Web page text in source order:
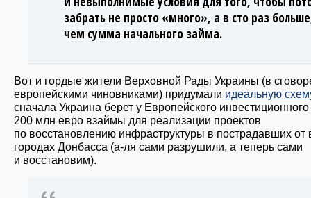
забрать не просто «много», а в сто раз
чем сумма начального займа.
Вот и гордые жители Верховной Рады Украины (в
европейскими чиновниками) придумали идеальную
сначала Украина берет у Европейского
200 млн евро взаймы для реализации проектов
по восстановлению инфраструктуры в пострадавших от
городах Донбасса (а-ля сами разрушили, а теперь сами
и восстановим).